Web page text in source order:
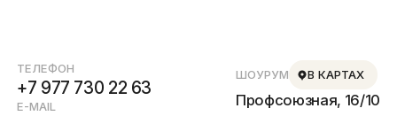
ТЕЛЕФОН
+7 977 730 22 63
E-MAIL
ШОУРУМ В КАРТАХ
Профсоюзная, 16/10